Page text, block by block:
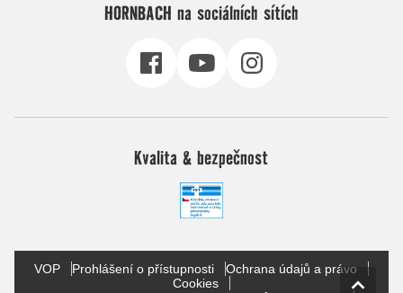
HORNBACH na sociálních sítích
Kvalita & bezpečnost
VOP Prohlášení o přístupnosti
Ochrana údajů a právo
Cookies